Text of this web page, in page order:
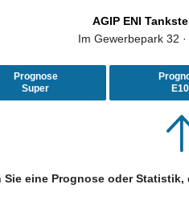
AGIP ENI
Im Gewerbepark 32
Prognose
Super
E10
Sie eine Prognose oder